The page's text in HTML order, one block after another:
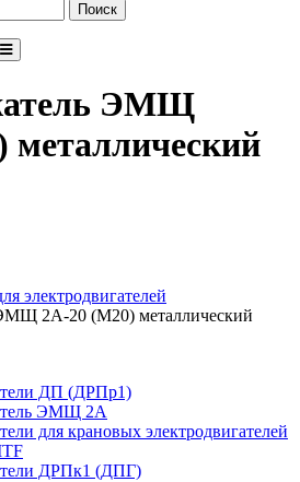
Поиск
ЭМЩ
электродвигателей
2А-20 (М20) металлический
ДП (ДРПр1)
ЭМЩ 2А
для крановых электродвигателей
ДРПк1 (ДПГ)